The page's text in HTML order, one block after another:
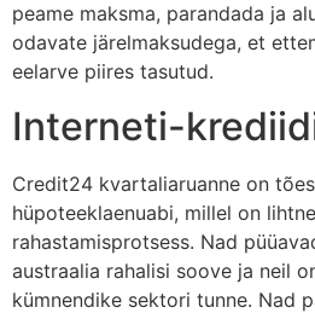
peame maksma, parandada ja
odavate järelmaksudega, et
eelarve piires tasutud.
Interneti-
Credit24 kvartaliaruanne on
hüpoteeklaenuabi, millel on
rahastamisprotsess. Nad
austraalia rahalisi soove ja neil
kümnendike sektori tunne. Nad